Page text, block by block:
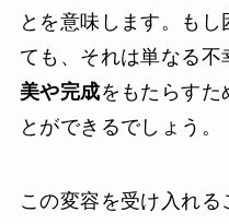
とを意味します。も
ても、それは単なる不
美や完成をもたらすた
とができるでしょう。
この変容を受け入れ